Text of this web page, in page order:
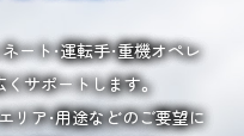
ト・運転手・重機オペレ
くサポートします。
リア・用途などのご要望に